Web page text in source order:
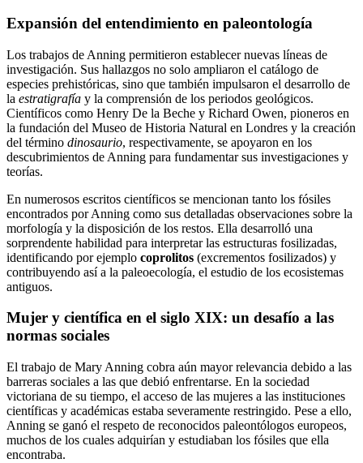
Expansión del entendimiento en paleontología
Los trabajos de Anning permitieron establecer nuevas líneas de
investigación. Sus hallazgos no solo ampliaron el catálogo de
especies prehistóricas, sino que también impulsaron el desarrollo de
la estratigrafía y la comprensión de los periodos geológicos.
Científicos como Henry De la Beche y Richard Owen, pioneros en
la fundación del Museo de Historia Natural en Londres y la creación
del término dinosaurio, respectivamente, se apoyaron en los
descubrimientos de Anning para fundamentar sus investigaciones y
teorías.
En numerosos escritos científicos se mencionan tanto los fósiles
encontrados por Anning como sus detalladas observaciones sobre la
morfología y la disposición de los restos. Ella desarrolló una
sorprendente habilidad para interpretar las estructuras fosilizadas,
identificando por ejemplo coprolitos (excrementos fosilizados) y
contribuyendo así a la paleoecología, el estudio de los ecosistemas
antiguos.
Mujer y científica en el siglo XIX: un desafío a las
normas sociales
El trabajo de Mary Anning cobra aún mayor relevancia debido a las
barreras sociales a las que debió enfrentarse. En la sociedad
victoriana de su tiempo, el acceso de las mujeres a las instituciones
científicas y académicas estaba severamente restringido. Pese a ello,
Anning se ganó el respeto de reconocidos paleontólogos europeos,
muchos de los cuales adquirían y estudiaban los fósiles que ella
encontraba.